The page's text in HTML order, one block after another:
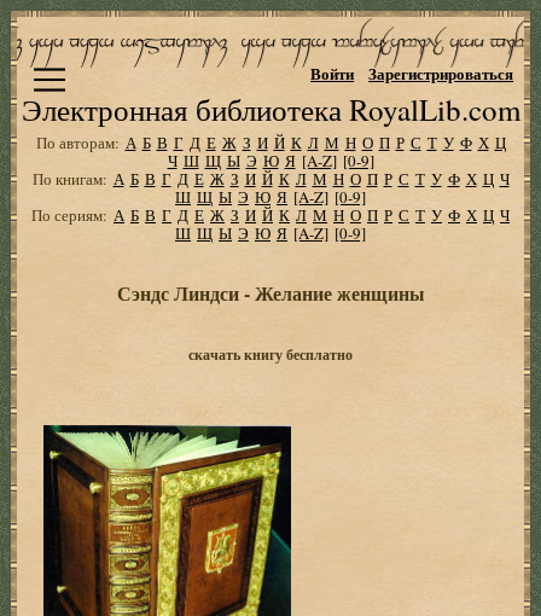
Электронная библиотека RoyalLib.com
Войти Зарегистрироваться
По авторам: А Б В Г Д Е Ж З И Й К Л М Н О П Р С Т У Ф Х Ц
Ч Ш Щ Ы Э Ю Я [A-Z] [0-9]
По книгам: А Б В Г Д Е Ж З И Й К Л М Н О П Р С Т У Ф Х Ц Ч
Ш Щ Ы Э Ю Я [A-Z] [0-9]
По сериям: А Б В Г Д Е Ж З И Й К Л М Н О П Р С Т У Ф Х Ц Ч
Ш Щ Ы Э Ю Я [A-Z] [0-9]
Сэндс Линдси - Желание женщины
скачать книгу бесплатно